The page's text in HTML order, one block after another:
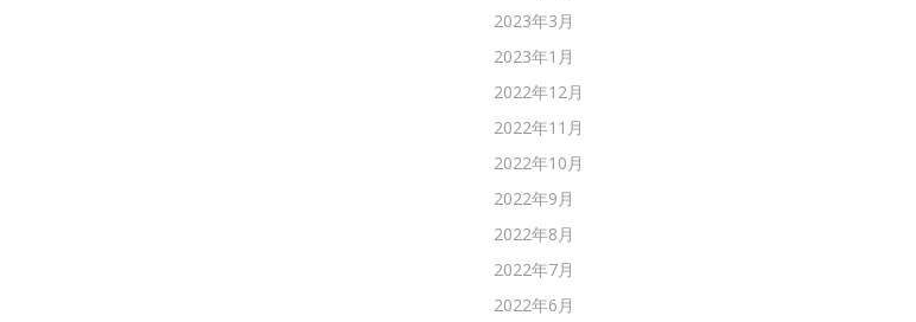
2023年3月
2023年1月
2022年12月
2022年11月
2022年10月
2022年9月
2022年8月
2022年7月
2022年6月